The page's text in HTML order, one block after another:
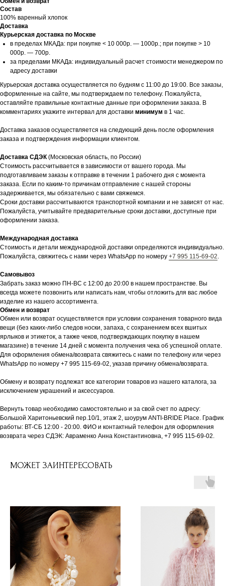
Состав
100% варенный хлопок
Доставка
Курьерская доставка по Москве
в пределах МКАДа: при покупке < 10 000р. — 1000р.; при покупке > 10
000р. — 700р.
за пределами МКАДа: индивидуальный расчет стоимости менеджером по
адресу доставки
Курьерская доставка осуществляется по будням с 11:00 до 19:00. Все заказы,
оформленные на сайте, мы подтверждаем по телефону. Пожалуйста,
оставляйте правильные контактные данные при оформлении заказа. В
комментариях укажите интервал для доставки минимум в 1 час.
Доставка заказов осуществляется на следующий день после оформления
заказа и подтверждения информации клиентом.
Доставка СДЭК (Московская область, по России)
Стоимость рассчитывается в зависимости от вашего города. Мы
подготавливаем заказы к отправке в течении 1 рабочего дня с момента
заказа. Если по каким-то причинам отправление с нашей стороны
задерживается, мы обязательно с вами свяжемся.
Сроки доставки рассчитываются транспортной компании и не зависят от нас.
Пожалуйста, учитывайте предварительные сроки доставки, доступные при
оформлении заказа.
Международная доставка
Стоимость и детали международной доставки определяются индивидуально.
Пожалуйста, свяжитесь с нами через WhatsApp по номеру +7 995 115-69-02
Самовывоз
Забрать заказ можно ПН-ВС с 12:00 до 20:00 в нашем пространстве. Вы
всегда можете позвонить или написать нам, чтобы отложить для вас любое
изделие из нашего ассортимента.
Обмен и возврат
Обмен или возврат осуществляется при условии сохранения товарного вида
вещи (без каких-либо следов носки, запаха, с сохранением всех вшитых
ярлыков и этикеток, а также чеков, подтверждающих покупку в нашем
магазине) в течение 14 дней с момента получения чека об успешной оплате.
Для оформления обмена/возврата свяжитесь с нами по телефону или через
WhatsApp по номеру +7 995 115-69-02, указав причину обмена/возврата.
Обмену и возврату подлежат все категории товаров из нашего каталога, за
исключением украшений и аксессуаров.
Вернуть товар необходимо самостоятельно и за свой счет по адресу:
Большой Харитоньевский пер.10/1, этаж 2, шоурум ANTI-BRIDE Place. График
работы: ВТ-СБ 12:00 - 20:00. ФИО и контактный телефон для оформления
возврата через СДЭК: Авраменко Анна Константиновна, +7 995 115-69-02.
МОЖЕТ ЗАИНТЕРЕСОВАТЬ